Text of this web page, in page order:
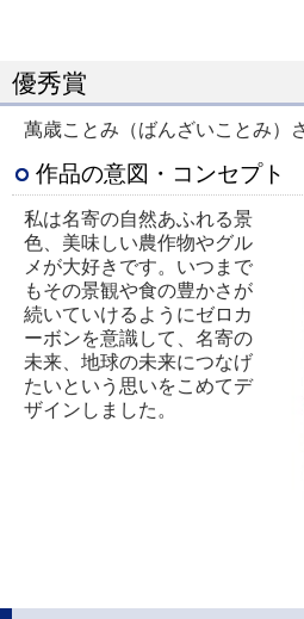
優秀賞
萬歳ことみ（ばんざいことみ）
作品の意図・コンセプト
私は名寄の自然あふれる景
色、美味しい農作物やグル
メが大好きです。いつまで
もその景観や食の豊かさが
続いていけるようにゼロカ
ーボンを意識して、名寄の
未来、地球の未来につなげ
たいという思いをこめてデ
ザインしました。